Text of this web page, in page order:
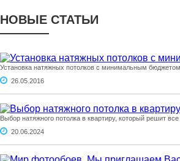
НОВЫЕ СТАТЬИ
Установка натяжных потолков с минимальным бюджетом
26.05.2016
Выбор натяжного потолка в квартиру, который решит
20.06.2024